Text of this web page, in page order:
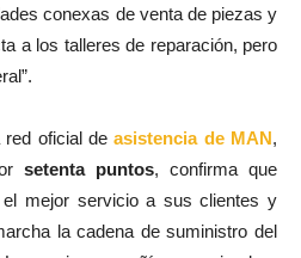
conexas de venta de piezas y
a los talleres de reparación, pero
red oficial deasistencia de MAN,
setenta puntos, confirma que
el mejor servicio a sus clientes y
la cadena de suministro del